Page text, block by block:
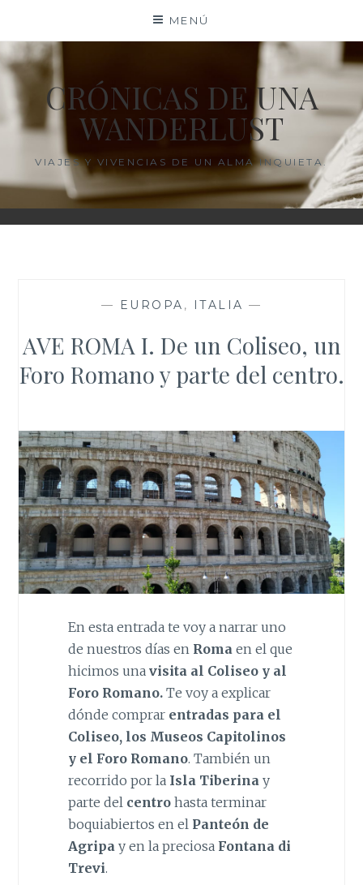
contenido
MENÚ
CRÓNICAS DE UNA
WANDERLUST
VIAJES Y VIVENCIAS DE UN ALMA INQUIETA.
— EUROPA , ITALIA —
AVE ROMA I. De un Coliseo, un
Foro Romano y parte del centro.
En esta entrada te voy a narrar uno
de nuestros días en Roma en el que
hicimos una visita al Coliseo y al
Foro Romano.Te voy a explicar
dónde comprar entradas para el
Coliseo, los Museos Capitolinos
y el Foro Romano. También un
recorrido por la Isla Tiberina y
parte del centrohasta terminar
boquiabiertos en el Panteón de
Agripa y en la preciosa Fontana di
Trevi.